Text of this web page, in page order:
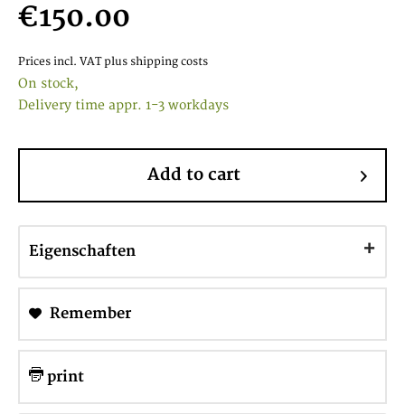
€150.00
Prices incl. VAT plus shipping costs
On stock,
Delivery time appr. 1-3 workdays
Add to cart
Eigenschaften
Remember
print